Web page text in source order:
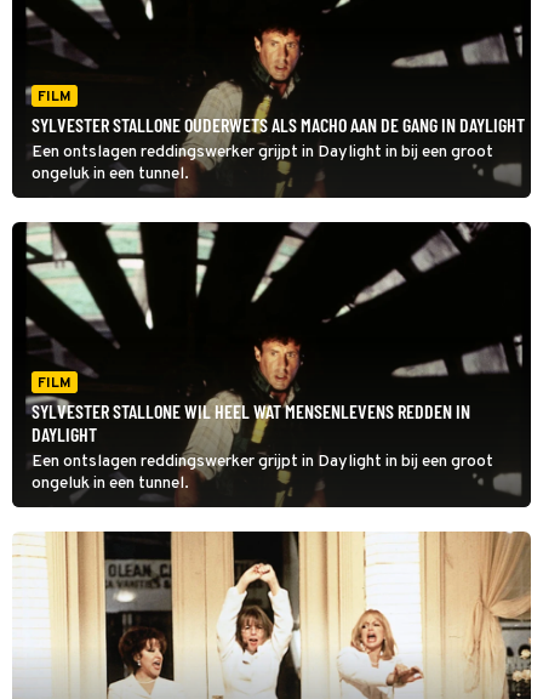
FILM
SYLVESTER STALLONE OUDERWETS ALS MACHO AAN DE GANG IN DAYLIGHT
Een ontslagen reddingswerker grijpt in Daylight in bij een groot
ongeluk in een tunnel.
FILM
SYLVESTER STALLONE WIL HEEL WAT MENSENLEVENS REDDEN IN
DAYLIGHT
Een ontslagen reddingswerker grijpt in Daylight in bij een groot
ongeluk in een tunnel.